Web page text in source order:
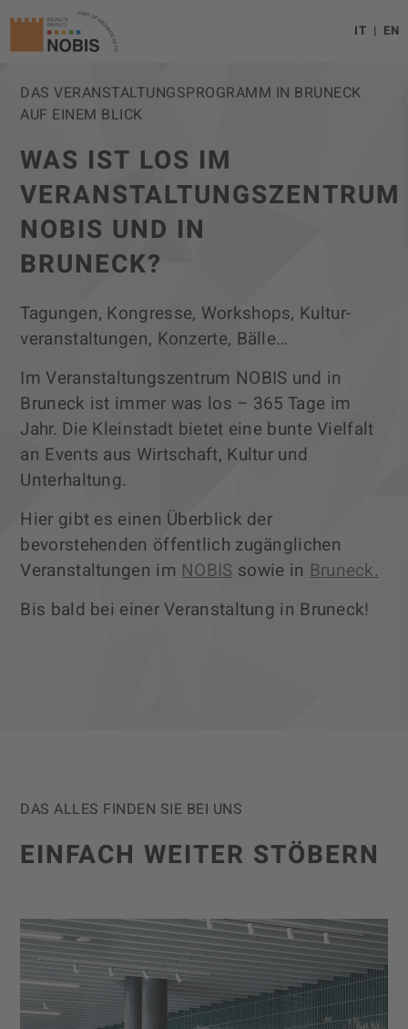
IT EN
DAS VERANSTALTUNGS­PROGRAMM IN BRUNECK
AUF EINEM BLICK
WAS IST LOS IM
VERANSTALTUNGSZENTRUM
NOBIS UND IN
BRUNECK?
Tagungen, Kongresse, Workshops, Kultur­
veranstaltungen, Konzerte, Bälle…
Im Veranstaltungszentrum NOBIS und in
Bruneck ist immer was los – 365 Tage im
Jahr. Die Kleinstadt bietet eine bunte Vielfalt
an Events aus Wirtschaft, Kultur und
Unterhaltung.
Hier gibt es einen Überblick der
bevorstehenden öffentlich zugänglichen
Veranstaltungen imNOBISsowie in Bruneck.
Bis bald bei einer Veranstaltung in Bruneck!
DAS ALLES FINDEN SIE BEI UNS
EINFACH WEITER STÖBERN